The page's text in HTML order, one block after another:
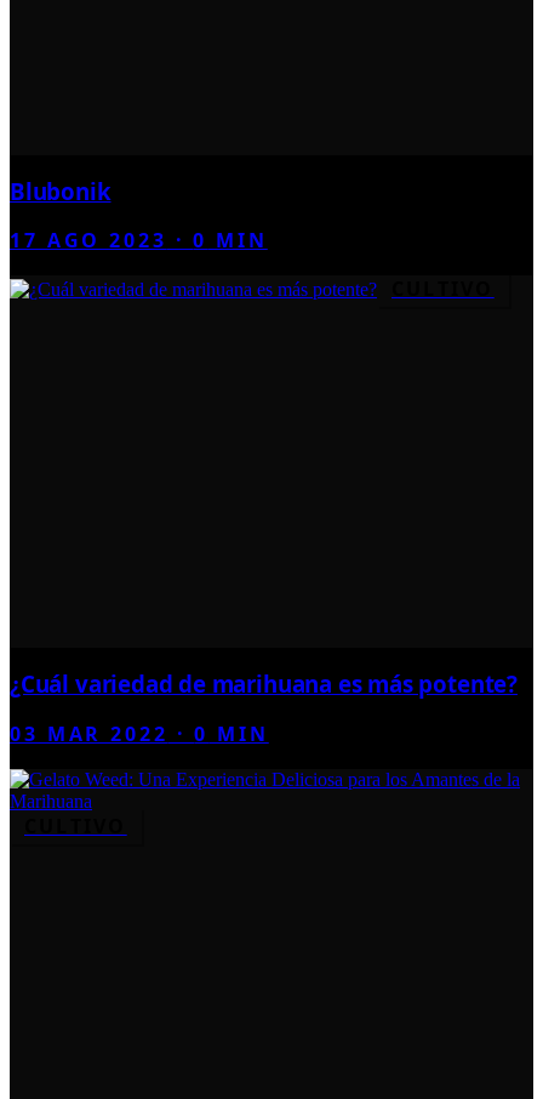
Blubonik
17 AGO 2023 ·0 MIN
¿Cuál variedad de marihuana es más potente?
03 MAR 2022 ·0 MIN